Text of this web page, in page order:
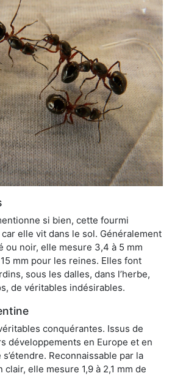
si bien, cette fourmi
elle vit dans le sol. Généralement
ou noir, elle mesure 3,4 à 5 mm
mm pour les reines. Elles font
sous les dalles, dans l’herbe,
de véritables indésirables.
conquérantes. Issus de
développements en Europe et en
Reconnaissable par la
elle mesure 1,9 à 2,1 mm de